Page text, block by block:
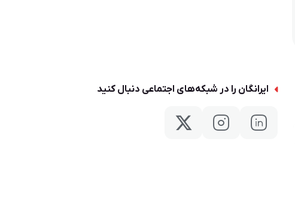
ایرانگان را در شبکه‌های اجتماعی دنبال کنید